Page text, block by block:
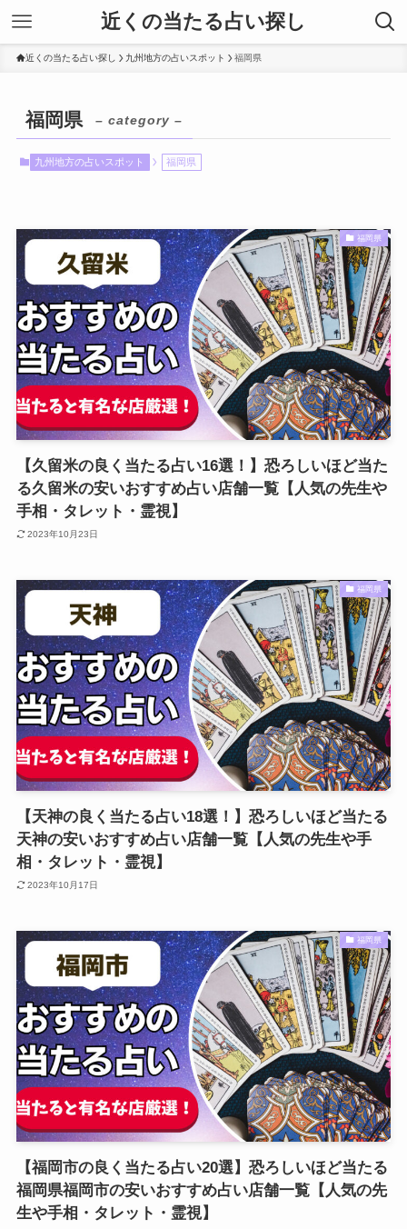
近くの当たる占い探し
近くの当たる占い探し 九州地方の占いスポット 福岡県
福岡県 – category –
九州地方の占いスポット 福岡県
福岡県
【久留米の良く当たる占い16選！】恐ろしいほど当た
る久留米の安いおすすめ占い店舗一覧【人気の先生や
手相・タレット・霊視】
2023年10月23日
福岡県
【天神の良く当たる占い18選！】恐ろしいほど当たる
天神の安いおすすめ占い店舗一覧【人気の先生や手
相・タレット・霊視】
2023年10月17日
福岡県
【福岡市の良く当たる占い20選】恐ろしいほど当たる
福岡県福岡市の安いおすすめ占い店舗一覧【人気の先
生や手相・タレット・霊視】